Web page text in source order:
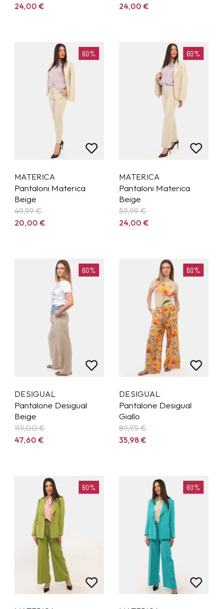
24,00€
24,00€
60%
MATERICA
Pantaloni Materica
Beige
49,99€
20,00€
60%
MATERICA
Pantaloni Materica
Beige
59,99€
24,00€
60%
DESIGUAL
Pantalone Desigual
Beige
119,00€
47,60€
60%
DESIGUAL
Pantalone Desigual
Giallo
89,95€
35,98€
60% 60%